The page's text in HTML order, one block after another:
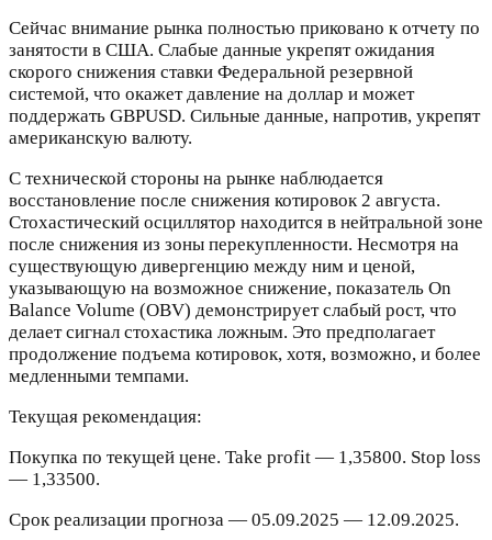
Сейчас внимание рынка полностью приковано к отчету по
занятости в США. Слабые данные укрепят ожидания
скорого снижения ставки Федеральной резервной
системой, что окажет давление на доллар и может
поддержать GBPUSD. Сильные данные, напротив, укрепят
американскую валюту.
С технической стороны на рынке наблюдается
восстановление после снижения котировок 2 августа.
Стохастический осциллятор находится в нейтральной зоне
после снижения из зоны перекупленности. Несмотря на
существующую дивергенцию между ним и ценой,
указывающую на возможное снижение, показатель On
Balance Volume (OBV) демонстрирует слабый рост, что
делает сигнал стохастика ложным. Это предполагает
продолжение подъема котировок, хотя, возможно, и более
медленными темпами.
Текущая рекомендация:
Покупка по текущей цене. Take profit — 1,35800. Stop loss
— 1,33500.
Срок реализации прогноза — 05.09.2025 — 12.09.2025.